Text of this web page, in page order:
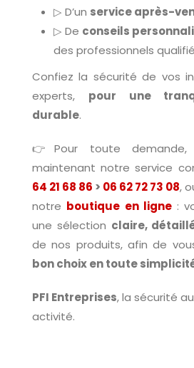
▷ D’un service après-
▷ De conseils
des professionnels
Confiez la sécurité de vos
experts, pour une
durable.
👉Pour toute demande,
maintenant notre service
64 21 68 86 > 06 62 72 73 08,
notre boutique en ligne :
une sélection claire,
de nos produits, afin de
bon choix en toute
PFI Entreprises, la sécurité
activité.